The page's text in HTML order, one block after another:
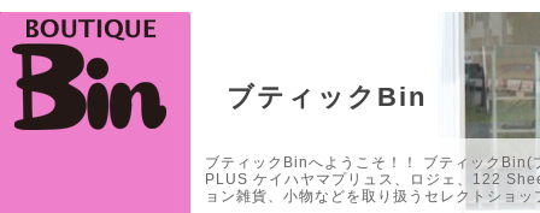
ブティックBin
ブティックBinへようこそ！！ ブティック
PLUS ケイハヤマプリュス、ロジェ、122
ョン雑貨、小物などを取り扱うセレクトショ